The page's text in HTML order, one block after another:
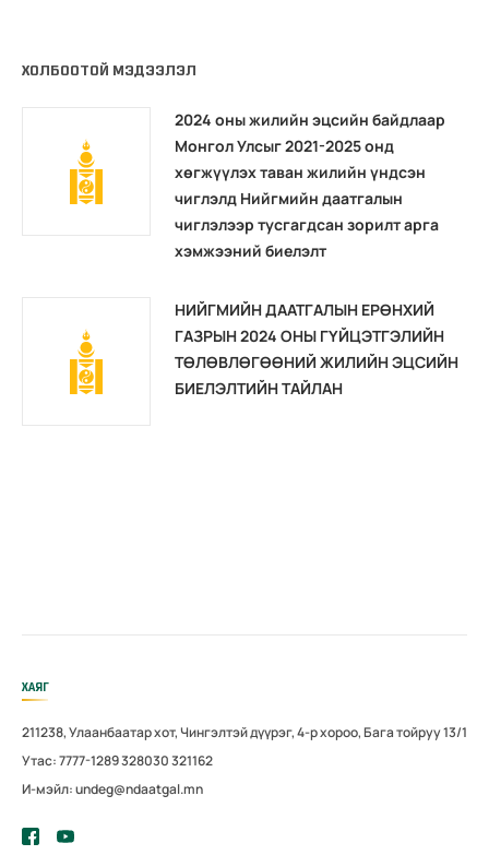
ХОЛБООТОЙ МЭДЭЭЛЭЛ
2024 оны жилийн эцсийн байдлаар
Монгол Улсыг 2021-2025 онд
хөгжүүлэх таван жилийн үндсэн
чиглэлд Нийгмийн даатгалын
чиглэлээр тусгагдсан зорилт арга
хэмжээний биелэлт
НИЙГМИЙН ДААТГАЛЫН ЕРӨНХИЙ
ГАЗРЫН 2024 ОНЫ ГҮЙЦЭТГЭЛИЙН
ТӨЛӨВЛӨГӨӨНИЙ ЖИЛИЙН ЭЦСИЙН
БИЕЛЭЛТИЙН ТАЙЛАН
ХАЯГ
211238, Улаанбаатар хот, Чингэлтэй дүүрэг, 4-р хороо, Бага тойруу 13/1
Утас: 7777-1289 328030 321162
И-мэйл: undeg@ndaatgal.mn